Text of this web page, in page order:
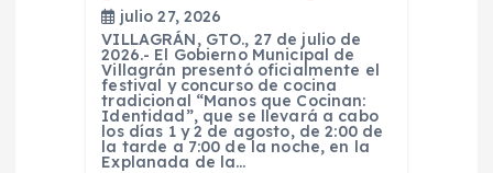
julio 27, 2026
VILLAGRÁN, GTO., 27 de julio de
2026.- El Gobierno Municipal de
Villagrán presentó oficialmente el
festival y concurso de cocina
tradicional “Manos que Cocinan:
Identidad”, que se llevará a cabo
los días 1 y 2 de agosto, de 2:00 de
la tarde a 7:00 de la noche, en la
Explanada de la…